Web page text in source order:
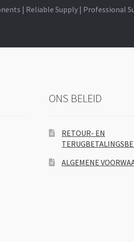
| Reliable Supply | Professional
ONS BELEID
RETOUR- EN
ALGEMENE